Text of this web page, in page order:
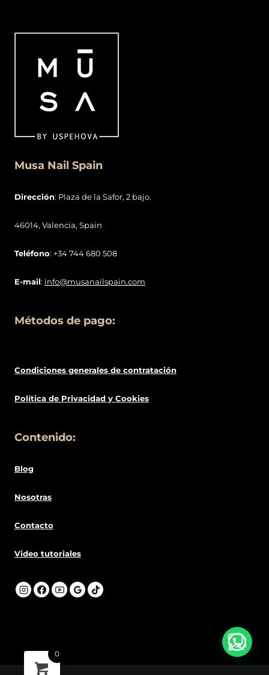
Musa Nail Spain
Dirección: Plaza de la Safor, 2 bajo.
46014, Valencia, Spain
Teléfono: +34 744 680 508
E-mail: info@musanailspain.com
Métodos de pago:
Condiciones generales de contratación
Política de Privacidad y Cookies
Contenido:
Blog
Nosotras
Contacto
Video tutoriales
0